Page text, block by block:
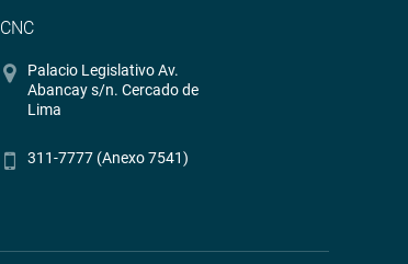
CNC
Palacio Legislativo Av.
Abancay s/n. Cercado de
Lima
311-7777 (Anexo 7541)